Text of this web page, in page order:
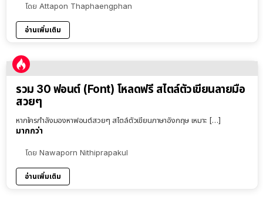
โดย Attapon Thaphaengphan
อ่านเพิ่มเติม
รวม 30 ฟอนต์ (Font) โหลดฟรี สไตล์ตัวเขียนลายมือ
สวยๆ
หากใครกำลังมองหาฟอนต์สวยๆ สไตล์ตัวเขียนภาษาอังกฤษ เหมาะ […]
มากกว่า
โดย Nawaporn Nithiprapakul
อ่านเพิ่มเติม